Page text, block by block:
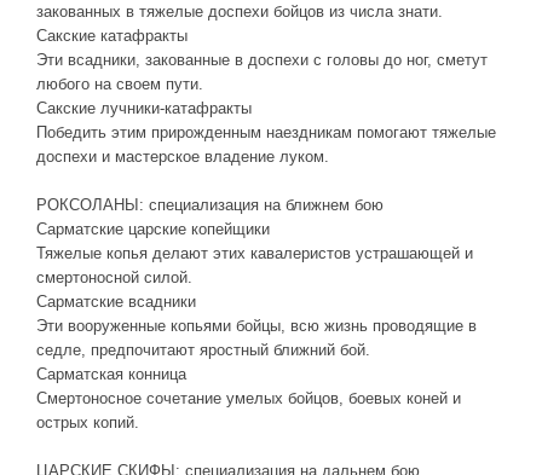
закованных в тяжелые доспехи бойцов из числа знати.
Сакские катафракты
Эти всадники, закованные в доспехи с головы до ног, сметут
любого на своем пути.
Сакские лучники-катафракты
Победить этим прирожденным наездникам помогают тяжелые
доспехи и мастерское владение луком.
РОКСОЛАНЫ: специализация на ближнем бою
Сарматские царские копейщики
Тяжелые копья делают этих кавалеристов устрашающей и
смертоносной силой.
Сарматские всадники
Эти вооруженные копьями бойцы, всю жизнь проводящие в
седле, предпочитают яростный ближний бой.
Сарматская конница
Смертоносное сочетание умелых бойцов, боевых коней и
острых копий.
ЦАРСКИЕ СКИФЫ: специализация на дальнем бою